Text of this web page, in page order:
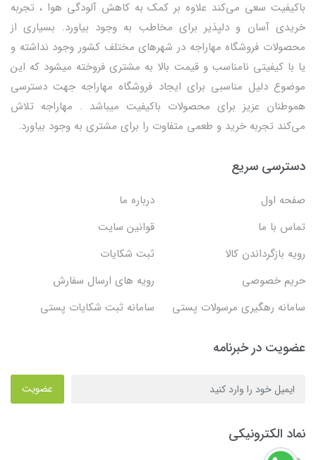
باکیفیت سعی می‌کند علاوه بر کمک به کاهش آلودگی هوا ، تجربه
خریدی آسان و دلپذیر برای مخاطب به وجود بیاورد. بسیاری از
محصولات فروشگاه مهاراجه در شهرهای مختلف کشور وجود نداشته و
یا با کیفیتی نامناسب و قیمت بالا به مشتری فروخته میشود که این
موضوع دلیل مناسبی برای ایجاد فروشگاه مهاراجه جهت دسترسی
هموطنان عزیز برای محصولات باکیفیت میباشد . مهاراجه تلاش
می‌کند تجربه خرید و طعمی متفاوت را برای مشتری به وجود بیاورد.
دسترسی سریع
صفحه اول
درباره ما
تماس با ما
قوانین سایت
رویه بازگرداندن کالا
ثبت شکایات
حریم خصوصی
رویه های ارسال سفارش
سامانه رهگیری مرسولات پستی
سامانه ثبت شکایات پستی
عضویت در خبرنامه
عضویت
نماد الکترونیکی